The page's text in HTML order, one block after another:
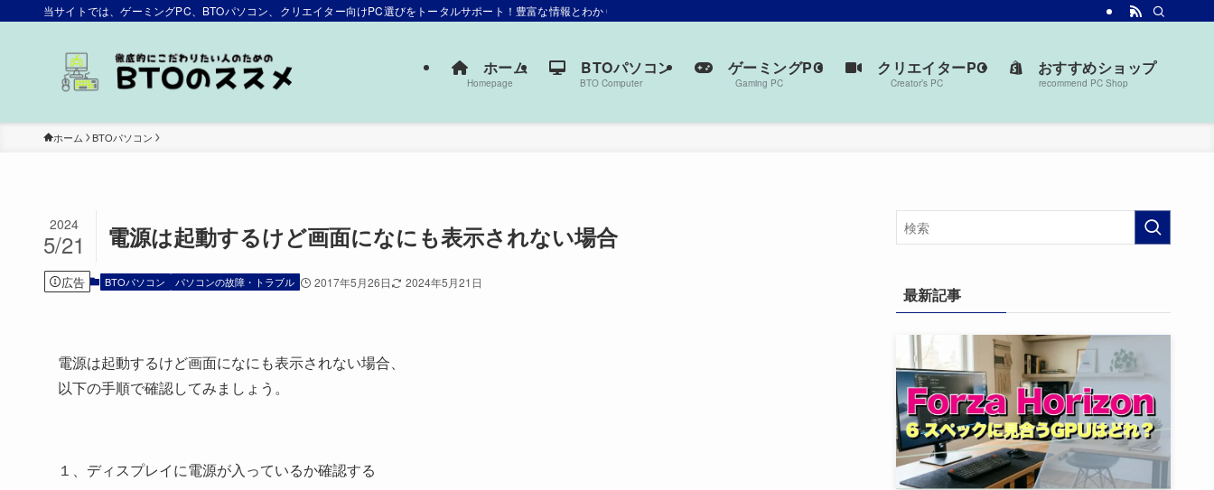
当サイトでは、ゲーミングPC、BTOパソコン、クリエイター向けPC選びをトータルサポート！豊富な情報とわかりやすい解説で、あなたにぴったりの一台を見つけよう。
ホーム
Homepage
BTOパソコン
BTO Computer
ゲーミングPC
Gaming PC
クリエイターPC
Creator’s PC
おすすめショップ
recommend PC Shop
ホーム BTOパソコン
電源は起動するけど画面になにも表示されない場合
2024
5/21
広告 BTOパソコン パソコンの故障・トラブル 2017年5月26日 2024年5月21日
電源は起動するけど画面になにも表示されない場合、
以下の手順で確認してみましょう。
１、ディスプレイに電源が入っているか確認する
最新記事